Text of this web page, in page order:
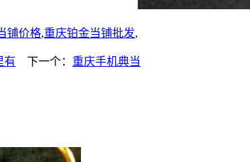
铺价格,重庆铂金当铺批发,
有 下一个： 重庆手机典当